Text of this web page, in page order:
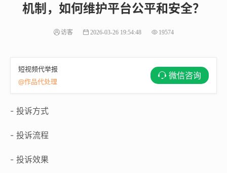
机制，如何维护平台公平和安全？
访客 2026-03-26 19:54:48 19574
短视频代举报
@作品代处理
微信咨询
- 投诉方式
- 投诉流程
- 投诉效果